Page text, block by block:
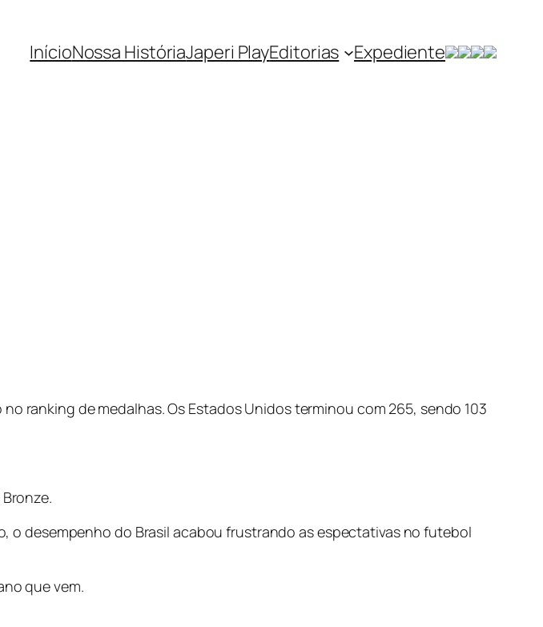
InícioNossa HistóriaJaperi PlayEditorias Expediente
ranking de medalhas. Os Estados Unidos terminou com 265, sendo 103
o desempenho do Brasil acabou frustrando as espectativas no futebol
que vem.